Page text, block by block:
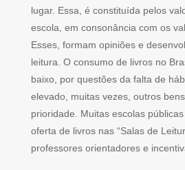
lugar. Essa, é constituída pelos
escola, em consonância com os
Esses, formam opiniões e
leitura. O consumo de livros no
baixo, por questões da falta de
elevado, muitas vezes, outros
prioridade. Muitas escolas
oferta de livros nas “Salas de
professores orientadores e